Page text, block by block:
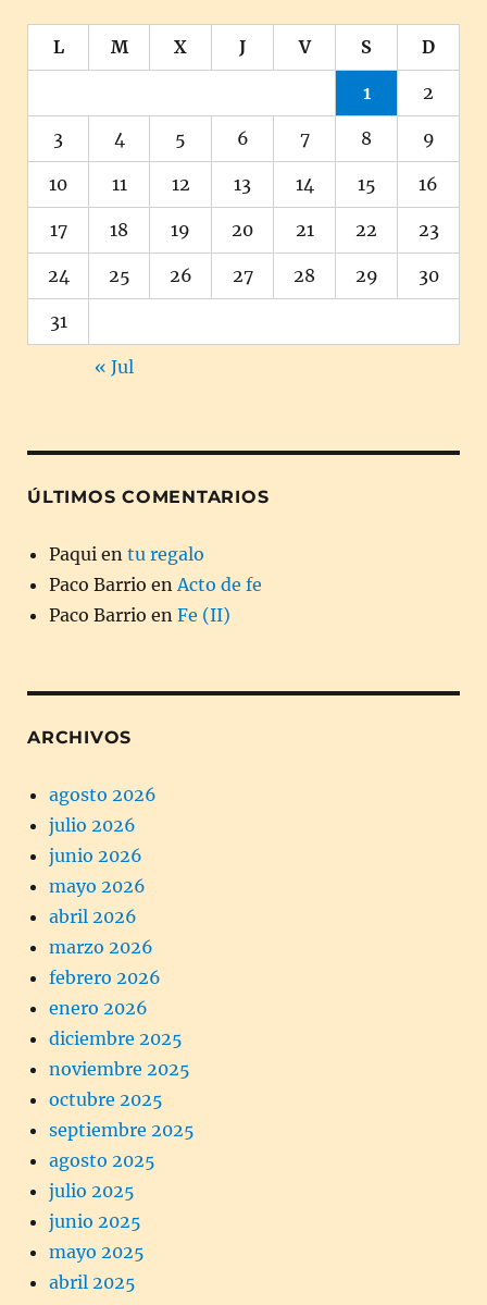
L M X J V S D
1 2
3 4 5 6 7 8 9
10 11 12 13 14 15 16
17 18 19 20 21 22 23
24 25 26 27 28 29 30
31
« Jul
ÚLTIMOS COMENTARIOS
Paqui en tu regalo
Paco Barrio en Acto de fe
Paco Barrio en Fe (II)
ARCHIVOS
agosto 2026
julio 2026
junio 2026
mayo 2026
abril 2026
marzo 2026
febrero 2026
enero 2026
diciembre 2025
noviembre 2025
octubre 2025
septiembre 2025
agosto 2025
julio 2025
junio 2025
mayo 2025
abril 2025